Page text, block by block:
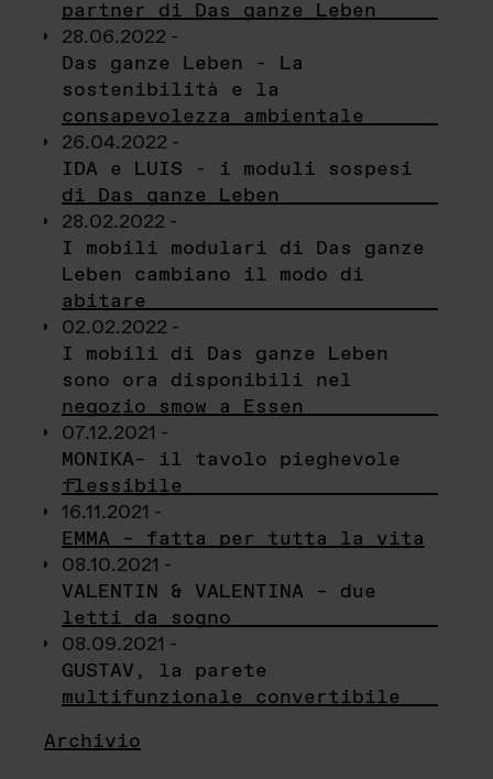
partner di Das ganze Leben
28.06.2022 -
Das ganze Leben - La
sostenibilità e la
consapevolezza ambientale
26.04.2022 -
IDA e LUIS - i moduli sospesi
di Das ganze Leben
28.02.2022 -
I mobili modulari di Das ganze
Leben cambiano il modo di
abitare
02.02.2022 -
I mobili di Das ganze Leben
sono ora disponibili nel
negozio smow a Essen
07.12.2021 -
MONIKA– il tavolo pieghevole
flessibile
16.11.2021 -
EMMA – fatta per tutta la vita
08.10.2021 -
VALENTIN & VALENTINA – due
letti da sogno
08.09.2021 -
GUSTAV, la parete
multifunzionale convertibile
Archivio